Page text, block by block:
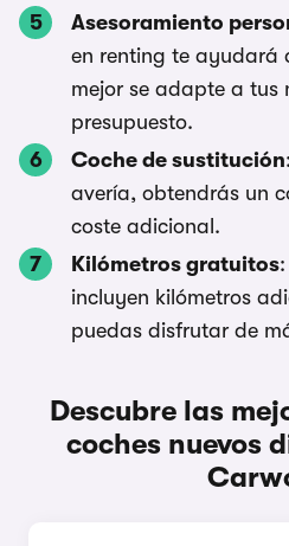
Asesoramiento
en renting te ayudará
mejor se adapte a tus
presupuesto.
Coche de sustitución
avería, obtendrás un
coste adicional.
Kilómetros gratuitos
incluyen kilómetros
puedas disfrutar de
Descubre las
coches nuevos